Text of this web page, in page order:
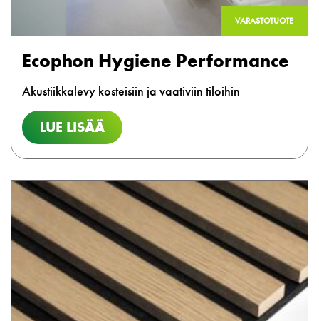
VARASTOTUOTE
Ecophon Hygiene Performance
Akustiikkalevy kosteisiin ja vaativiin tiloihin
LUE LISÄÄ